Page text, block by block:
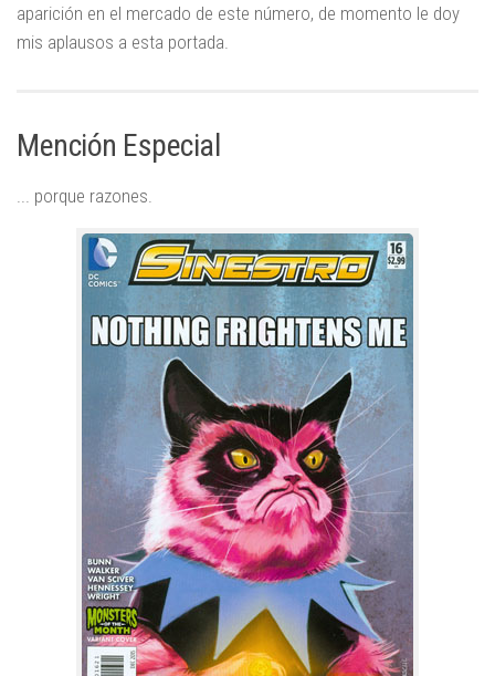
aparición en el mercado de este número, de momento le doy
mis aplausos a esta portada.
Mención Especial
... porque razones.